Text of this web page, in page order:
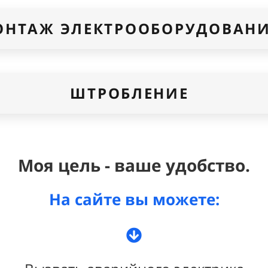
ШТРОБЛЕНИЕ
Моя цель - ваше удобство.
На сайте вы можете: